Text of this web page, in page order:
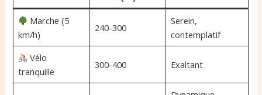
Marche (5
km/h)
240-300
Serein,
contemplatif
Vélo
tranquille
300-400 Exaltant